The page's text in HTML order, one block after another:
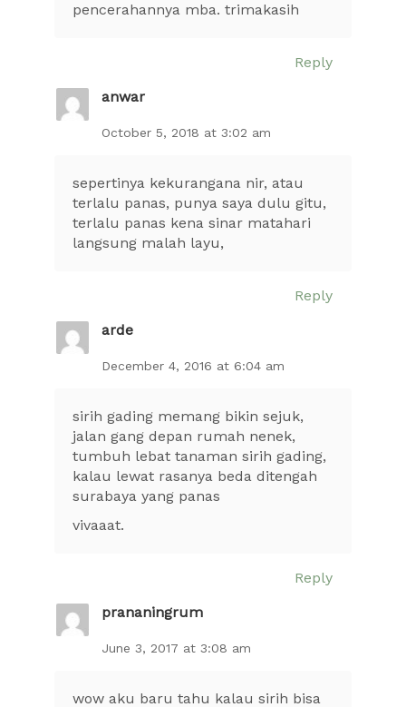
pencerahannya mba. trimakasih
Reply
anwar
October 5, 2018 at 3:02 am
sepertinya kekurangana nir, atau
terlalu panas, punya saya dulu gitu,
terlalu panas kena sinar matahari
langsung malah layu,
Reply
arde
December 4, 2016 at 6:04 am
sirih gading memang bikin sejuk,
jalan gang depan rumah nenek,
tumbuh lebat tanaman sirih gading,
kalau lewat rasanya beda ditengah
surabaya yang panas
vivaaat.
Reply
prananingrum
June 3, 2017 at 3:08 am
wow aku baru tahu kalau sirih bisa